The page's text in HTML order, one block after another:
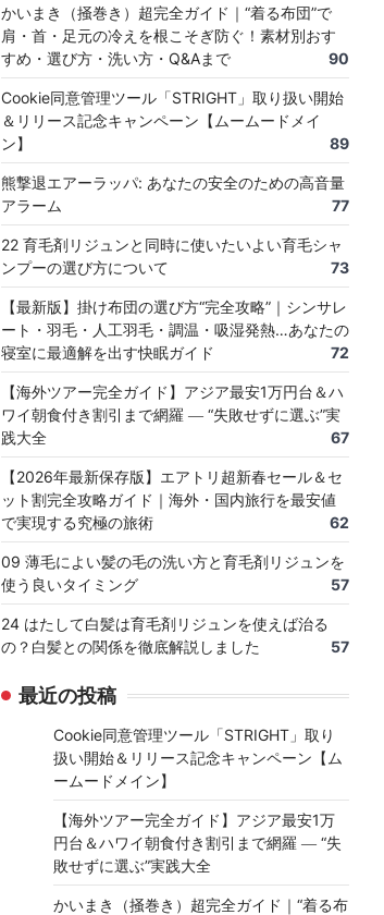
かいまき（掻巻き）超完全ガイド｜“着る布団”で
肩・首・足元の冷えを根こそぎ防ぐ！素材別おす
すめ・選び方・洗い方・Q&Aまで
90
Cookie同意管理ツール「STRIGHT」取り扱い開始
＆リリース記念キャンペーン【ムームードメイ
ン】
89
熊撃退エアーラッパ: あなたの安全のための高音量
アラーム
77
22 育毛剤リジュンと同時に使いたいよい育毛シャ
ンプーの選び方について
73
【最新版】掛け布団の選び方“完全攻略”｜シンサレ
ート・羽毛・人工羽毛・調温・吸湿発熱…あなたの
寝室に最適解を出す快眠ガイド
72
【海外ツアー完全ガイド】アジア最安1万円台＆ハ
ワイ朝食付き割引まで網羅 ― “失敗せずに選ぶ”実
践大全
67
【2026年最新保存版】エアトリ超新春セール＆セ
ット割完全攻略ガイド｜海外・国内旅行を最安値
で実現する究極の旅術
62
09 薄毛によい髪の毛の洗い方と育毛剤リジュンを
使う良いタイミング
57
24 はたして白髪は育毛剤リジュンを使えば治る
の？白髪との関係を徹底解説しました
57
最近の投稿
Cookie同意管理ツール「STRIGHT」取り
扱い開始＆リリース記念キャンペーン【ム
ームードメイン】
【海外ツアー完全ガイド】アジア最安1万
円台＆ハワイ朝食付き割引まで網羅 ― “失
敗せずに選ぶ”実践大全
かいまき（掻巻き）超完全ガイド｜“着る布